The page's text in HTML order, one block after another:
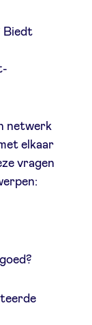
Biedt
netwerk
elkaar
vragen